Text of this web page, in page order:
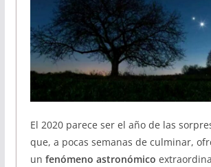
El 2020 parece ser el año de las
que, a pocas semanas de culminar,
un fenómeno astronómico